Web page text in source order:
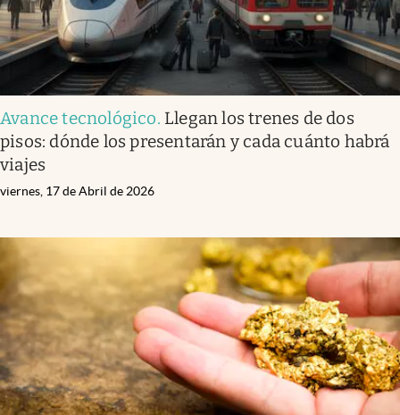
Avance tecnológico. Llegan los trenes de dos
pisos: dónde los presentarán y cada cuánto habrá
viajes
viernes, 17 de Abril de 2026